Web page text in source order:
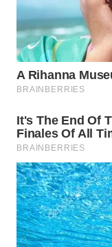
WAHANA
TRAVEL
WAHANA
TV
WAHANANEWS
ID
WAHANANEWS
CO ID
WAHANANEWS
NET